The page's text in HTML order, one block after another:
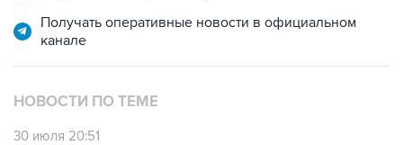
Получать оперативные новости в официальном
канале
НОВОСТИ ПО ТЕМЕ
30 июля 20:51